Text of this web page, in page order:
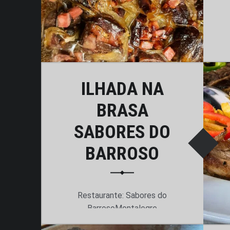
ILHADA NA
BRASA
SABORES DO
BARROSO
Restaurante: Sabores do
BarrosoMontalegre